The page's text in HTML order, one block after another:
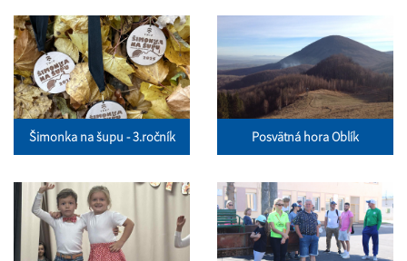
Šimonka na šupu - 3.ročník Posvätná hora Oblík